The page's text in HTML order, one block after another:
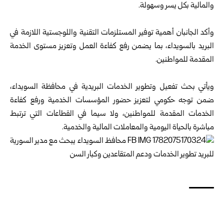
والمالية بكل يسر وسهولة.
وأكد الجانبان أهمية توفير المستلزمات التقنية واللوجستية اللازمة في
البريد بالسويداء، بما يضمن رفع كفاءة العمل وتعزيز مستوى الخدمة
المقدمة للمواطنين.
ويأتي بحث تفعيل وتطوير الخدمات البريدية في محافظة السويداء،
ضمن توجه حكومي لتعزيز حضور المؤسسات الخدمية ورفع كفاءة
الخدمات المقدمة للمواطنين، ولا سيما في القطاعات التي ترتبط
مباشرة بالحياة اليومية والمعاملات المالية والخدمية.